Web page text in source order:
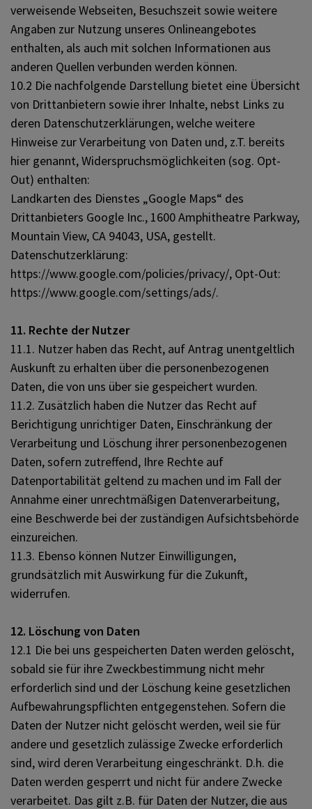
verweisende Webseiten, Besuchszeit sowie weitere
Angaben zur Nutzung unseres Onlineangebotes
enthalten, als auch mit solchen Informationen aus
anderen Quellen verbunden werden können.
10.2 Die nachfolgende Darstellung bietet eine Übersicht
von Drittanbietern sowie ihrer Inhalte, nebst Links zu
deren Datenschutzerklärungen, welche weitere
Hinweise zur Verarbeitung von Daten und, z.T. bereits
hier genannt, Widerspruchsmöglichkeiten (sog. Opt-
Out) enthalten:
Landkarten des Dienstes „Google Maps“ des
Drittanbieters Google Inc., 1600 Amphitheatre Parkway,
Mountain View, CA 94043, USA, gestellt.
Datenschutzerklärung:
https://www.google.com/policies/privacy/, Opt-Out:
https://www.google.com/settings/ads/.
11. Rechte der Nutzer
11.1. Nutzer haben das Recht, auf Antrag unentgeltlich
Auskunft zu erhalten über die personenbezogenen
Daten, die von uns über sie gespeichert wurden.
11.2. Zusätzlich haben die Nutzer das Recht auf
Berichtigung unrichtiger Daten, Einschränkung der
Verarbeitung und Löschung ihrer personenbezogenen
Daten, sofern zutreffend, Ihre Rechte auf
Datenportabilität geltend zu machen und im Fall der
Annahme einer unrechtmäßigen Datenverarbeitung,
eine Beschwerde bei der zuständigen Aufsichtsbehörde
einzureichen.
11.3. Ebenso können Nutzer Einwilligungen,
grundsätzlich mit Auswirkung für die Zukunft,
widerrufen.
12. Löschung von Daten
12.1 Die bei uns gespeicherten Daten werden gelöscht,
sobald sie für ihre Zweckbestimmung nicht mehr
erforderlich sind und der Löschung keine gesetzlichen
Aufbewahrungspflichten entgegenstehen. Sofern die
Daten der Nutzer nicht gelöscht werden, weil sie für
andere und gesetzlich zulässige Zwecke erforderlich
sind, wird deren Verarbeitung eingeschränkt. D.h. die
Daten werden gesperrt und nicht für andere Zwecke
verarbeitet. Das gilt z.B. für Daten der Nutzer, die aus